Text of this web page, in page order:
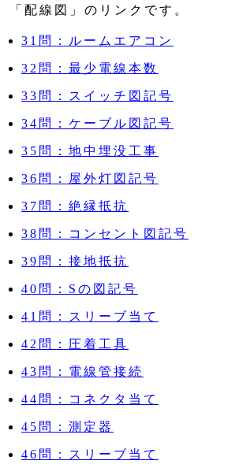
「配線図」のリンクです。
31問：ルームエアコン
32問：最少電線本数
33問：スイッチ図記号
34問：ケーブル図記号
35問：地中埋没工事
36問：屋外灯図記号
37問：絶縁抵抗
38問：コンセント図記号
39問：接地抵抗
40問：Sの図記号
41問：スリーブ当て
42問：圧着工具
43問：電線管接続
44問：コネクタ当て
45問：測定器
46問：スリーブ当て